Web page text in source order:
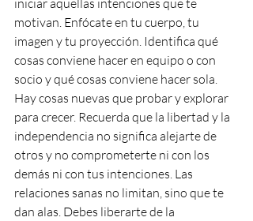
iniciar aquellas intenciones que te
motivan. Enfócate en tu cuerpo, tu
imagen y tu proyección. Identifica qué
cosas conviene hacer en equipo o con
socio y qué cosas conviene hacer sola.
Hay cosas nuevas que probar y explorar
para crecer. Recuerda que la libertad y la
independencia no significa alejarte de
otros y no comprometerte ni con los
demás ni con tus intenciones. Las
relaciones sanas no limitan, sino que te
dan alas. Debes liberarte de la